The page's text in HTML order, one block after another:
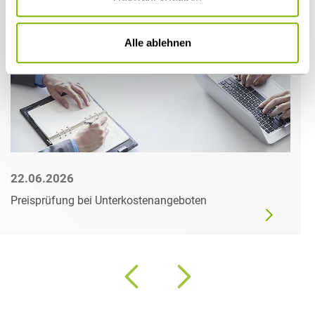
Alle ablehnen
22.06.2026
Preisprüfung bei Unterkostenangeboten